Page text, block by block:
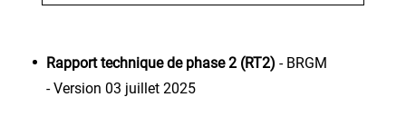
Rapport technique de phase 2 (RT2) - BRGM
- Version 03 juillet 2025